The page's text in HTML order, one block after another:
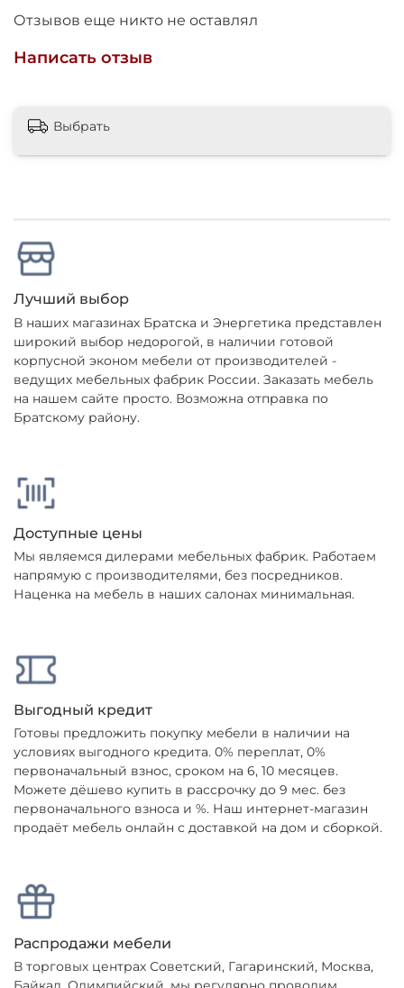
Отзывов еще никто не оставлял
Написать отзыв
Выбрать
Лучший выбор
В наших магазинах Братска и Энергетика представлен
широкий выбор недорогой, в наличии готовой
корпусной эконом мебели от производителей -
ведущих мебельных фабрик России. Заказать мебель
на нашем сайте просто. Возможна отправка по
Братскому району.
Доступные цены
Мы являемся дилерами мебельных фабрик. Работаем
напрямую с производителями, без посредников.
Наценка на мебель в наших салонах минимальная.
Выгодный кредит
Готовы предложить покупку мебели в наличии на
условиях выгодного кредита. 0% переплат, 0%
первоначальный взнос, сроком на 6, 10 месяцев.
Можете дёшево купить в рассрочку до 9 мес. без
первоначального взноса и %. Наш интернет-магазин
продаёт мебель онлайн с доставкой на дом и сборкой.
Распродажи мебели
В торговых центрах Советский, Гагаринский, Москва,